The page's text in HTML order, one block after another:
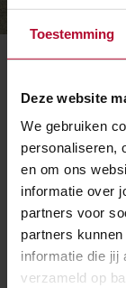
Toestemming
Deze website
We gebruiken
personaliseren,
en om ons
informatie over
partners voor
partners
informatie die jij
verzameld op
Animatie: wat
Wat
Bij een storing
telefonische
het sein. De
verantwoord is
terwijl de